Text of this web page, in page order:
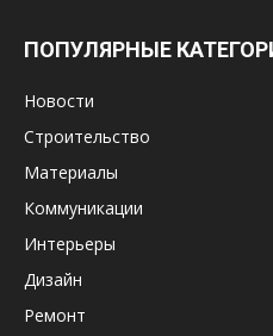
ПОПУЛЯРНЫЕ
Новости
Строительство
Материалы
Коммуникации
Интерьеры
Дизайн
Ремонт